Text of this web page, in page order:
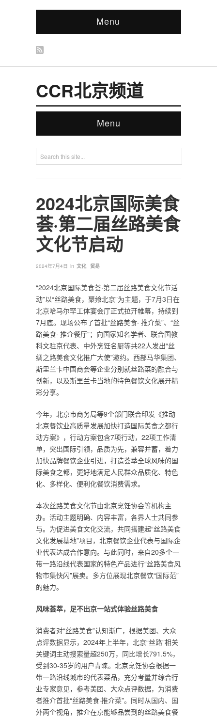
Menu
CCR北京频道
Menu
2024北京国际美食
荟·第二届丝路美食
文化节启动
2024年7月4日 in 文化, 贸易
“2024北京国际美食荟·第二届丝路美食文化节活
动”以“丝路美食，聚飨北京”为主题，于7月3日在
北京哈马尔罕工体宴会厅正式拉开帷幕，持续到
7月底。现场公布了首批“丝路美食· 推介菜”、“丝
路美食· 推介餐厅”；向国家知名学者、联合国教
科文驻京代表、中外烹饪名厨等共22人发出“丝
绸之路美食文化推广大使”邀约。西部马华集团、
斯里兰卡中国商会等企业分别就丝路菜的融合与
创新，以及斯里兰卡当地的特色餐饮文化展开精
彩分享。
今年，北京市商务局等9个部门联合印发《推动
北京餐饮业高质量发展加快打造国际美食之都行
动方案》，行动方案包含7项行动，22项工作清
单，突出国际引领，品质为先，兼容并蓄，着力
加快品牌餐饮企业引进，打造荟萃全球风味的国
际美食之都，更好地满足人民群众品质化、特色
化、多样化、便利化餐饮消费需求。
本次丝路美食文化节由北京烹饪协会等机构主
办。活动主题明确、内容丰富，各界人士共同参
与。为促进美食文化交流，共同搭建起“丝路美食
文化发展基地”项目，北京餐饮企业代表与国际企
业代表达成合作意向。与此同时，来自20多个一
带一路沿线代表国家的特色产品进行“丝路美食风
物市集快闪”展卖。多方位展现北京餐饮“国际范”
的魅力。
风味荟萃，足不出京一站式体验丝路美食
消费者对“丝路美食”认知渐广，根据美团、大众
点评数据显示，2024年上半年，北京“丝路”相关
关键词主动搜索量超250万，同比增长791.5%，
受到30-35岁的用户青睐。北京烹饪协会根据一
带一路沿线城市的代表菜品，充分考量并综合行
业专家意见，参考美团、大众点评数据，为消费
者推介首批“丝路美食·推介菜”。同时从国内、国
外两个视角，推介在京能够品尝到的丝路美食餐